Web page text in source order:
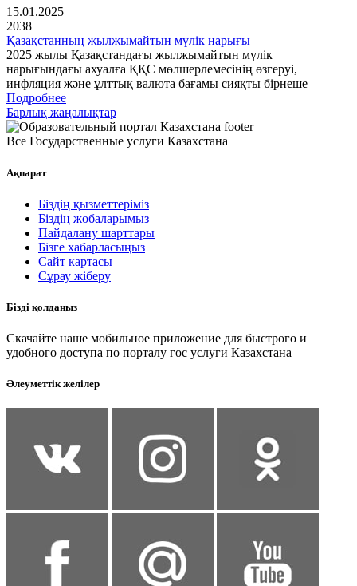
15.01.2025
2038
Қазақстанның жылжымайтын мүлік нарығы
2025 жылы Қазақстандағы жылжымайтын мүлік
нарығындағы ахуалға ҚҚС мөлшерлемесінің өзгеруі,
инфляция және ұлттық валюта бағамы сияқты бірнеше
Подробнее
Барлық жаңалықтар
Все Государственные услуги Казахстана
Ақпарат
Біздің қызметтеріміз
Біздің жобаларымыз
Пайдалану шарттары
Бізге хабарласыңыз
Сайт картасы
Сұрау жіберу
Бізді қолдаңыз
Скачайте наше мобильное приложение для быстрого и
удобного доступа по порталу гос услуги Казахстана
Әлеуметтік желілер